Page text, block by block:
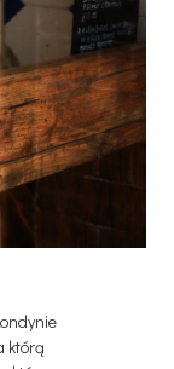
którą